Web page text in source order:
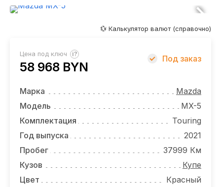
УСЛУГИ
НОВОСТИ
ОТЗЫВЫ
ВАКАНСИИ
О КОМПАНИИ
💱 Калькулятор валют (справочно)
Цена под ключ ?
58 968 BYN
Под заказ
Марка
Mazda
Модель
MX-5
Комплектация
Touring
Год выпуска
2021
Пробег
37999 Км
Кузов
Купе
Цвет
Красный